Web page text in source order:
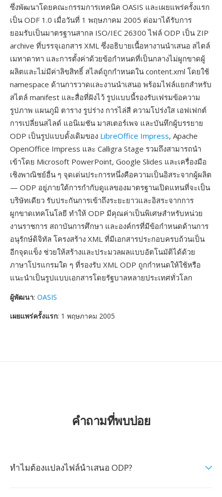
ซึ่งพัฒนาโดยคณะกรรมการเทคนิค OASIS และเผยแพร่ครั้งแรก
เป็น ODF 1.0 เมื่อวันที่ 1 พฤษภาคม 2005 ต่อมาได้รับการ
ยอมรับเป็นมาตรฐานสากล ISO/IEC 26300 ไฟล์ ODP เป็น ZIP
archive ที่บรรจุเอกสาร XML ซึ่งอธิบายเนื้อหางานนำเสนอ สไตล์
เมทาดาทา และการตั้งค่าด้วยข้อกำหนดที่เป็นกลางไม่ผูกขาดผู้
ผลิตและไม่มีค่าลิขสิทธิ์ สไลด์ถูกกำหนดใน content.xml โดยใช้
namespace ด้านการวาดและงานนำเสนอ พร้อมไฟล์แยกสำหรับ
สไตล์ manifest และสื่อที่ฝังไว้ รูปแบบนี้รองรับเฟรมข้อความ
รูปภาพ แผนภูมิ ตาราง รูปร่าง การไล่สี ความโปร่งใส เอฟเฟกต์
การเปลี่ยนสไลด์ แอนิเมชัน มาสเตอร์เพจ และบันทึกผู้บรรยาย
ODP เป็นรูปแบบดั้งเดิมของ LibreOffice Impress, Apache
OpenOffice Impress และ Calligra Stage รวมถึงสามารถนำ
เข้าโดย Microsoft PowerPoint, Google Slides และเครื่องมือ
เชิงพาณิชย์อื่น ๆ จุดเด่นประการหนึ่งคือความเป็นอิสระจากผู้ผลิต
— ODP อยู่ภายใต้การกำกับดูแลของมาตรฐานเปิดแทนที่จะเป็น
บริษัทเดียว รับประกันการเข้าถึงระยะยาวและอิสระจากการ
ผูกขาดเทคโนโลยี ทำให้ ODP มีคุณค่าเป็นพิเศษสำหรับหน่วย
งานราชการ สถาบันการศึกษา และองค์กรที่มีข้อกำหนดด้านการ
อนุรักษ์ดิจิทัล โครงสร้าง XML ที่มีเอกสารประกอบครบถ้วนเป็น
อีกจุดแข็ง ช่วยให้สร้างและประมวลผลแบบอัตโนมัติได้ด้วย
ภาษาโปรแกรมใด ๆ ที่รองรับ XML ODP ถูกกำหนดให้ใช้หรือ
แนะนำเป็นรูปแบบเอกสารโดยรัฐบาลหลายประเทศทั่วโลก
ผู้พัฒนา: OASIS
เผยแพร่ครั้งแรก: 1 พฤษภาคม 2005
คำถามที่พบบ่อย
ทำไมต้องแปลงไฟล์นำเสนอ ODP?